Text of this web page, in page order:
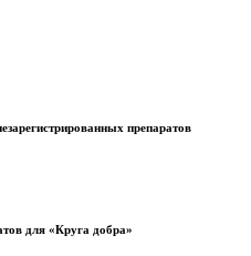
препаратов
для «Круга добра»